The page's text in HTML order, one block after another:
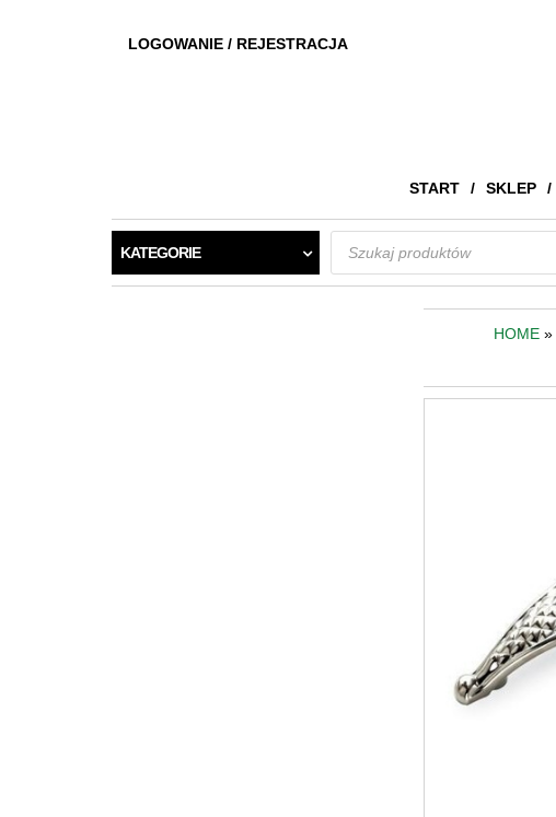
LOGOWANIE / REJESTRACJA
START SKLEP
KATEGORIE
Wyszukiwarka
produktów
HOME »